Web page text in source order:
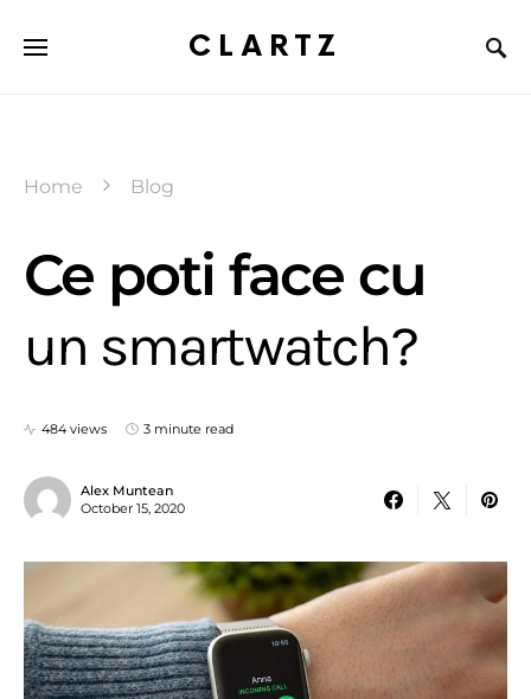
CLARTZ
Home Blog
Ce poti face cu
un smartwatch?
484 views 3 minute read
Alex Muntean
October 15, 2020